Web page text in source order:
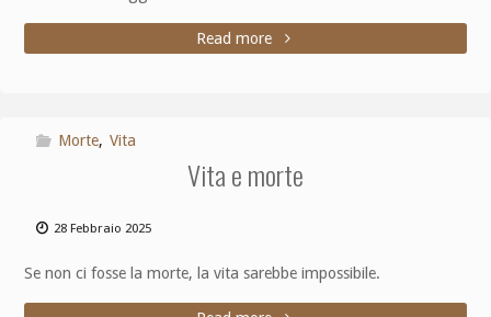
Read more
Morte, Vita
Vita e morte
28 Febbraio 2025
Se non ci fosse la morte, la vita sarebbe impossibile.